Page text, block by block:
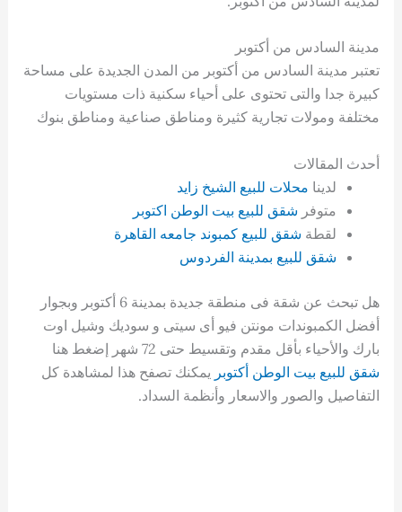
مدينة السادس من أكتوبر
تعتبر مدينة السادس من أكتوبر من المدن الجديدة على مساحة
كبيرة جدا والتى تحتوى على أحياء سكنية ذات مستويات
مختلفة ومولات تجارية كثيرة ومناطق صناعية ومناطق بنوك
أحدث المقالات
لدينا محلات للبيع الشيخ زايد
متوفر شقق للبيع بيت الوطن اكتوبر
لقطة شقق للبيع كمبوند جامعه القاهرة
شقق للبيع بمدينة الفردوس
هل تبحث عن شقة فى منطقة جديدة بمدينة 6 أكتوبر وبجوار
أفضل الكمبوندات مونتن فيو أى سيتى و سوديك وشيل اوت
بارك والأحياء بأقل مقدم وتقسيط حتى 72 شهر إضغط هنا
شقق للبيع بيت الوطن أكتوبر يمكنك تصفح هذا لمشاهدة كل
التفاصيل والصور والاسعار وأنظمة السداد.